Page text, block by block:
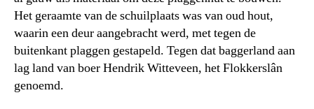
Het geraamte van de schuilplaats was van oud hout,
waarin een deur aangebracht werd, met tegen de
buitenkant plaggen gestapeld. Tegen dat baggerland aan
lag land van boer Hendrik Witteveen, het Flokkerslân
genoemd.